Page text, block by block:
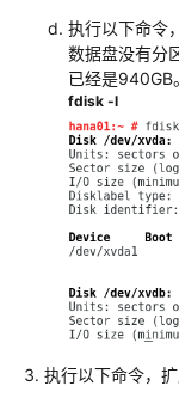
书
SAP
最
实
践
总
执行以下命令
数据盘没有分
已经是940GB。
fdisk -l
执行以下命令，扩